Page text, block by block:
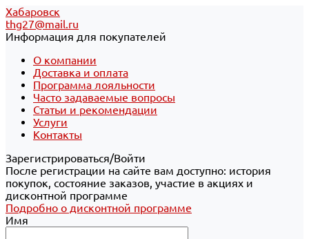
Хабаровск
thg27@mail.ru
Информация для покупателей
О компании
Доставка и оплата
Программа лояльности
Часто задаваемые вопросы
Статьи и рекомендации
Услуги
Контакты
Зарегистрироваться/Войти
После регистрации на сайте вам доступно: история
покупок, состояние заказов, участие в акциях и
дисконтной программе
Подробно о дисконтной программе
Имя